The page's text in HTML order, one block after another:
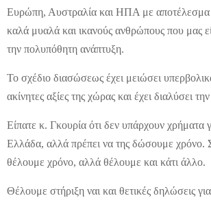
Ευρώπη, Αυστραλία και ΗΠΑ με αποτέλεσμα
καλά μυαλά και ικανούς ανθρώπους που μας
την πολυπόθητη ανάπτυξη.
Το σχέδιο διασώσεως έχει μειώσει υπερβολικά
ακίνητες αξίες της χώρας και έχει διαλύσει
Είπατε κ. Γκουρία ότι δεν υπάρχουν χρήματα
Ελλάδα, αλλά πρέπει να της δώσουμε χρόνο.
θέλουμε χρόνο, αλλά θέλουμε και κάτι άλλο.
Θέλουμε στήριξη ναι και θετικές δηλώσεις